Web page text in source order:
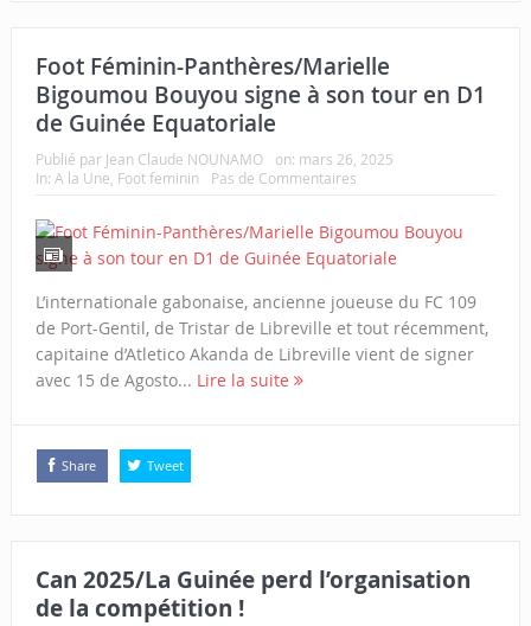
Foot Féminin-Panthères/Marielle
Bigoumou Bouyou signe à son tour en D1
de Guinée Equatoriale
Publié par Jean Claude NOUNAMO on: mars 26, 2025
In: A la Une Foot feminin Pas de Commentaires
L’internationale gabonaise, ancienne joueuse du FC 109
de Port-Gentil, de Tristar de Libreville et tout récemment,
capitaine d’Atletico Akanda de Libreville vient de signer
avec 15 de Agosto... Lire la suite
Share Tweet
Can 2025/La Guinée perd l’organisation
de la compétition !